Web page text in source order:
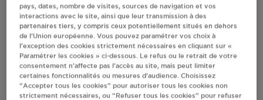
AFFICHER LE TÉLÉPHONE
RECEVOIR LES COORDONNÉES DU REVENDEUR
En cliquant sur « S’y rendre », j’autorise le traitement
d’informations (dont mon adresse IP) et leur transfert hors UE
par Google Maps afin d’afficher la carte.
En savoir plus
pays, dates, nombre de visites, sources de navigation et vos
interactions avec le site, ainsi que leur transmission à des
partenaires tiers, y compris ceux potentiellement situés en dehors
de l’Union européenne. Vous pouvez paramétrer vos choix à
l’exception des cookies strictement nécessaires en cliquant sur «
Paramétrer les cookies » ci-dessous. Le refus ou le retrait de votre
consentement n’affecte pas l’accès au site, mais peut limiter
certaines fonctionnalités ou mesures d’audience. Choisissez
“Accepter tous les cookies” pour autoriser tous les cookies non
strictement nécessaires, ou “Refuser tous les cookies” pour refuser